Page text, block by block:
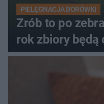
PIELĘGNACJA BORÓWKI
Zrób to po
rok zbiory będą